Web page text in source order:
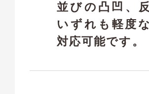
並びの凸凹、
いずれも軽度
対応可能です。